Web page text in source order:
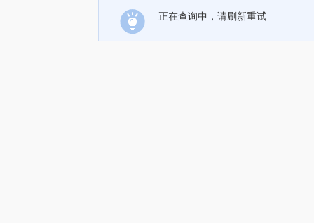
正在查询中，请刷新重试